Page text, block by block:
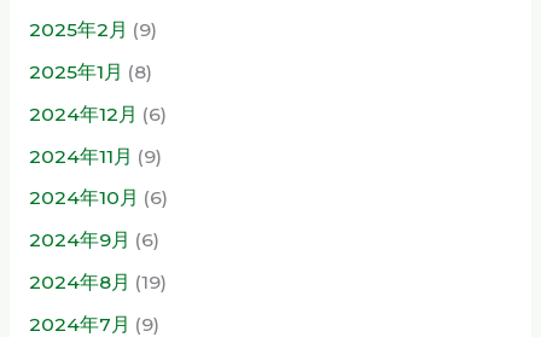
2025年2月 (9)
2025年1月 (8)
2024年12月 (6)
2024年11月 (9)
2024年10月 (6)
2024年9月 (6)
2024年8月 (19)
2024年7月 (9)